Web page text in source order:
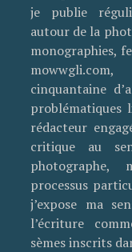
je publie
autour de la
monographies,
cinquantaine
problématiques
rédacteur
critique au
photographe,
processus
j’expose ma
l’écriture
sèmes inscrits